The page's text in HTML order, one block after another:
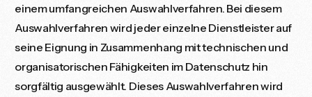
einem umfangreichen Auswahlverfahren. Bei diesem
Auswahlverfahren wird jeder einzelne Dienstleister auf
seine Eignung in Zusammenhang mit technischen und
organisatorischen Fähigkeiten im Datenschutz hin
sorgfältig ausgewählt. Dieses Auswahlverfahren wird